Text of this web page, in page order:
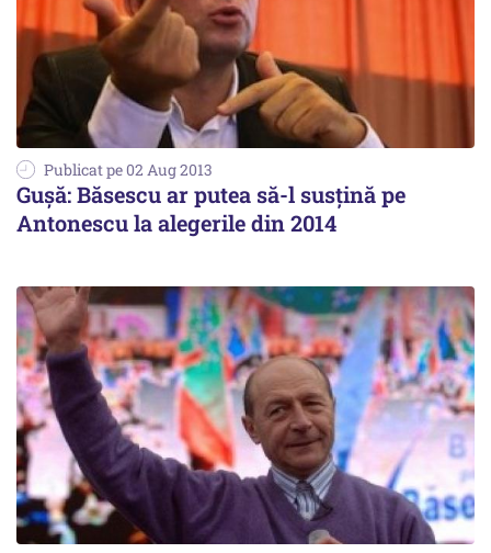
Publicat pe 02 Aug 2013
Gușă: Băsescu ar putea să-l susțină pe
Antonescu la alegerile din 2014